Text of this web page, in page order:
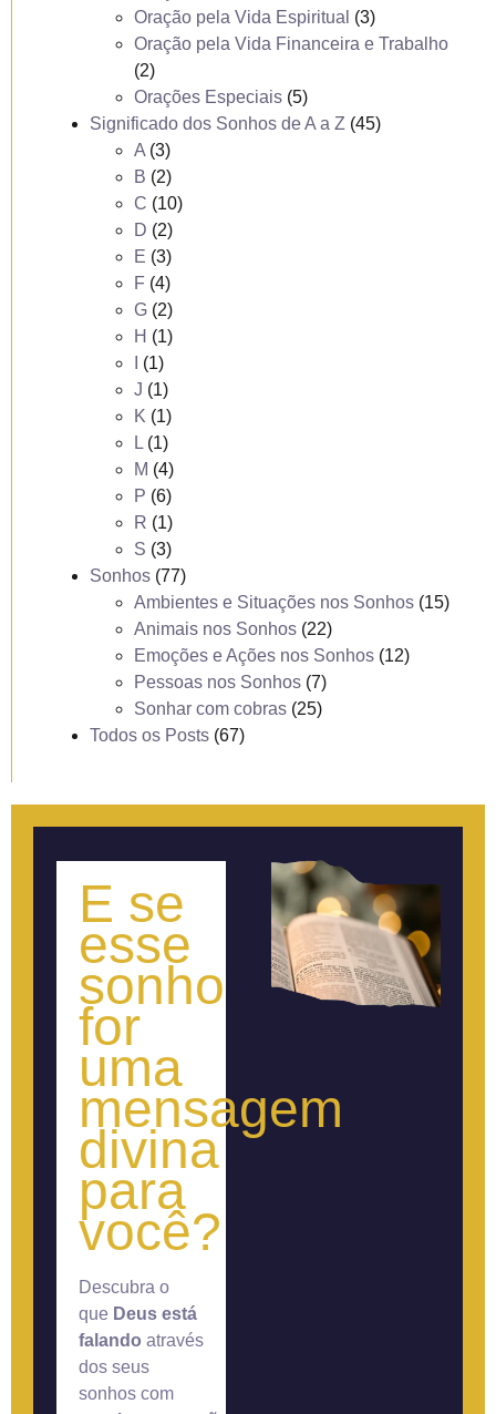
Oração pela Vida Espiritual (3)
Oração pela Vida Financeira e Trabalho
(2)
Orações Especiais (5)
Significado dos Sonhos de A a Z (45)
A (3)
B (2)
C (10)
D (2)
E (3)
F (4)
G (2)
H (1)
(1)
J (1)
K (1)
L (1)
M (4)
P (6)
R (1)
S (3)
Sonhos (77)
Ambientes e Situações nos Sonhos (15)
Animais nos Sonhos (22)
Emoções e Ações nos Sonhos (12)
Pessoas nos Sonhos (7)
Sonhar com cobras (25)
Todos os Posts (67)
E se
esse
sonho
for
uma
mensagem
divina
para
você?
Descubra o
que Deus está
falando através
dos seus
sonhos com